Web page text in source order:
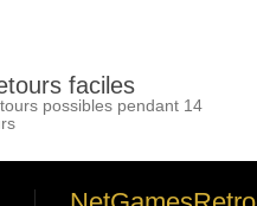
faciles
possibles pendant 14